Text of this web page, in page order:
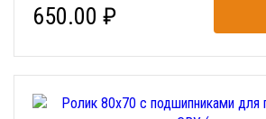
650.00 ₽